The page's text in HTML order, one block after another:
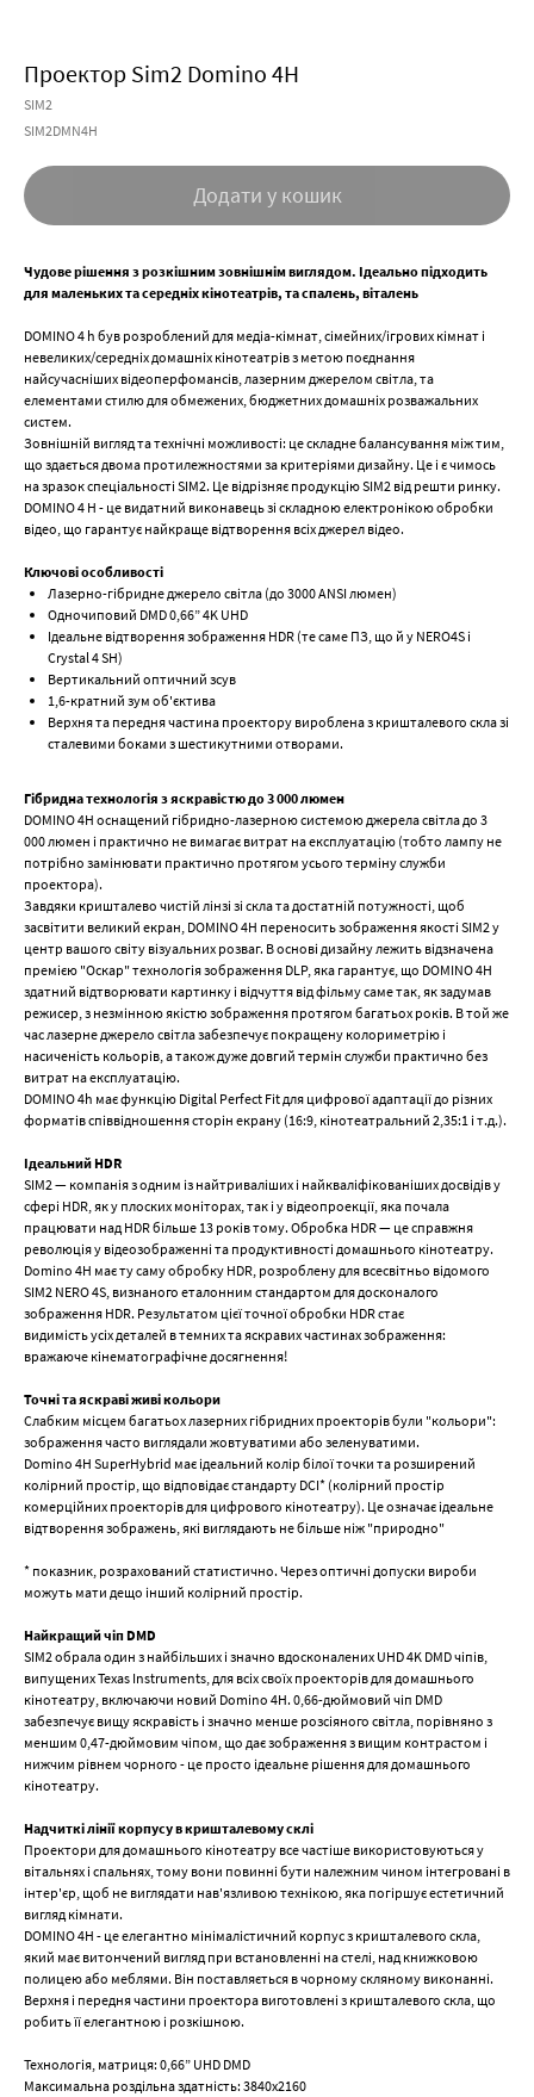
Проектор Sim2 Domino 4H
SIM2
SIM2DMN4H
Додати у кошик
Чудове рішення з розкішним зовнішнім виглядом. Ідеально підходить
для маленьких та середніх кінотеатрів, та спалень, віталень
DOMINO 4 h був розроблений для медіа-кімнат, сімейних/ігрових кімнат і
невеликих/середніх домашніх кінотеатрів з метою поєднання
найсучасніших відеоперфомансів, лазерним джерелом світла, та
елементами стилю для обмежених, бюджетних домашніх розважальних
систем.
Зовнішній вигляд та технічні можливості: це складне балансування між тим,
що здається двома протилежностями за критеріями дизайну. Це і є чимось
на зразок спеціальності SIM2. Це відрізняє продукцію SIM2 від решти ринку.
DOMINO 4 H - це видатний виконавець зі складною електронікою обробки
відео, що гарантує найкраще відтворення всіх джерел відео.
Ключові особливості
Лазернo-гібридне джерело світла (до 3000 ANSI люмен)
Одночиповий DMD 0,66” 4K UHD
Ідеальне відтворення зображення HDR (те саме ПЗ, що й у NERO4S і
Crystal 4 SH)
Вертикальний оптичний зсув
1,6-кратний зум об'єктива
Верхня та передня частина проектору вироблена з кришталевого скла зі
сталевими боками з шестикутними отворами.
Гібридна технологія з яскравістю до 3 000 люмен
DOMINO 4H оснащений гібридно-лазерною системою джерела світла до 3
000 люмен і практично не вимагає витрат на експлуатацію (тобто лампу не
потрібно замінювати практично протягом усього терміну служби
проектора).
Завдяки кришталево чистій лінзі зі скла та достатній потужності, щоб
засвітити великий екран, DOMINO 4H переносить зображення якості SIM2 у
центр вашого світу візуальних розваг. В основі дизайну лежить відзначена
премією "Оскар" технологія зображення DLP, яка гарантує, що DOMINO 4H
здатний відтворювати картинку і відчуття від фільму саме так, як задумав
режисер, з незмінною якістю зображення протягом багатьох років. В той же
час лазерне джерело світла забезпечує покращену колориметрію і
насиченість кольорів, а також дуже довгий термін служби практично без
витрат на експлуатацію.
DOMINO 4h має функцію Digital Perfect Fit для цифрової адаптації до різних
форматів співвідношення сторін екрану (16:9, кінотеатральний 2,35:1 і т.д.).
Ідеальний HDR
SIM2 — компанія з одним із найтриваліших і найкваліфікованіших досвідів у
сфері HDR, як у плоских моніторах, так і у відеопроекції, яка почала
працювати над HDR більше 13 років тому. Обробка HDR — це справжня
революція у відеозображенні та продуктивності домашнього кінотеатру.
Domino 4H має ту саму обробку HDR, розроблену для всесвітньо відомого
SIM2 NERO 4S, визнаного еталонним стандартом для досконалого
зображення HDR. Результатом цієї точної обробки HDR стає
видимість усіх деталей в темних та яскравих частинах зображення:
вражаюче кінематографічне досягнення!
Точні та яскраві живі кольори
Слабким місцем багатьох лазерних гібридних проекторів були "кольори":
зображення часто виглядали жовтуватими або зеленуватими.
Domino 4H SuperHybrid має ідеальний колір білої точки та розширений
колірний простір, що відповідає стандарту DCI* (колірний простір
комерційних проекторів для цифрового кінотеатру). Це означає ідеальне
відтворення зображень, які виглядають не більше ніж "природно"
* показник, розрахований статистично. Через оптичні допуски вироби
можуть мати дещо інший колірний простір.
Найкращий чіп DMD
SIM2 обрала один з найбільших і значно вдосконалених UHD 4K DMD чіпів,
випущених Texas Instruments, для всіх своїх проекторів для домашнього
кінотеатру, включаючи новий Domino 4H. 0,66-дюймовий чіп DMD
забезпечує вищу яскравість і значно менше розсіяного світла, порівняно з
меншим 0,47-дюймовим чіпом, що дає зображення з вищим контрастом і
нижчим рівнем чорного - це просто ідеальне рішення для домашнього
кінотеатру.
Надчиткі лінії корпусу в кришталевому склі
Проектори для домашнього кінотеатру все частіше використовуються у
вітальнях і спальнях, тому вони повинні бути належним чином інтегровані в
інтер'єр, щоб не виглядати нав'язливою технікою, яка погіршує естетичний
вигляд кімнати.
DOMINO 4H - це елегантно мінімалістичний корпус з кришталевого скла,
який має витончений вигляд при встановленні на стелі, над книжковою
полицею або меблями. Він поставляється в чорному скляному виконанні.
Верхня і передня частини проектора виготовлені з кришталевого скла, що
робить її елегантною і розкішною.
Технологія, матриця: 0,66” UHD DMD
Максимальна роздільна здатність: 3840х2160